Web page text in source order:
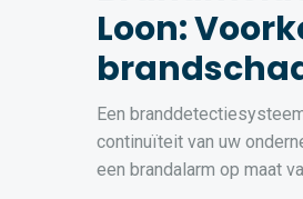
Loon:
Een
continuïteit van uw
een brandalarm op maat